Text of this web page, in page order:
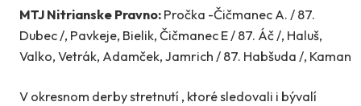
MTJ Nitrianske Pravno: Pročka -Čičmanec A. / 87.
Dubec /, Pavkeje, Bielik, Čičmanec E / 87. Áč /, Haluš,
Valko, Vetrák, Adamček, Jamrich / 87. Habšuda /, Kaman
V okresnom derby stretnutí , ktoré sledovali i bývalí